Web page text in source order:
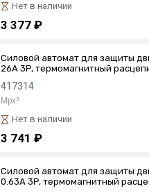
Нет в наличии
3 377 ₽
Силовой автомат для защиты
26А 3P, термомагнитный
417314
Mpx³
Нет в наличии
3 741 ₽
Силовой автомат для защиты
0.63А 3P, термомагнитный